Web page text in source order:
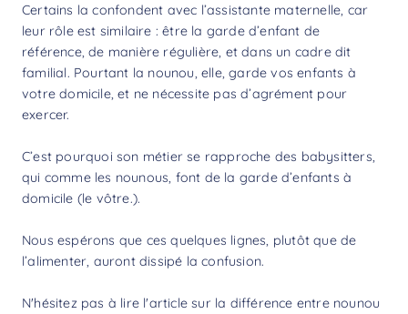
Certains la confondent avec l’assistante maternelle, car
leur rôle est similaire : être la garde d’enfant de
référence, de manière régulière, et dans un cadre dit
familial. Pourtant la nounou, elle, garde vos enfants à
votre domicile, et ne nécessite pas d’agrément pour
exercer.
C’est pourquoi son métier se rapproche des babysitters,
qui comme les nounous, font de la garde d’enfants à
domicile (le vôtre.).
Nous espérons que ces quelques lignes, plutôt que de
l’alimenter, auront dissipé la confusion.
N'hésitez pas à lire l'article sur la différence entre nounou